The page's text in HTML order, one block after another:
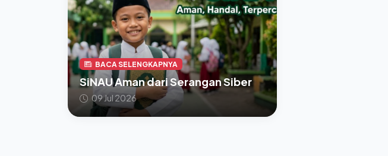
BACA SELENGKAPNYA
SiNAU Aman dari Serangan Siber
09 Jul 2026